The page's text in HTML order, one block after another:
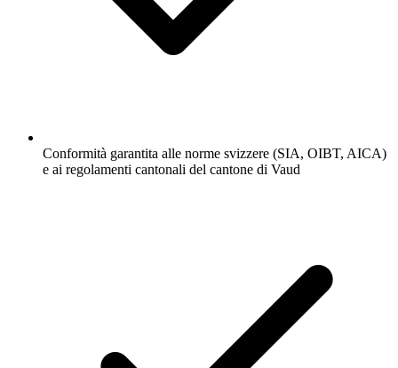
Conformità garantita alle norme svizzere (SIA, OIBT, AICA)
e ai regolamenti cantonali del cantone di Vaud